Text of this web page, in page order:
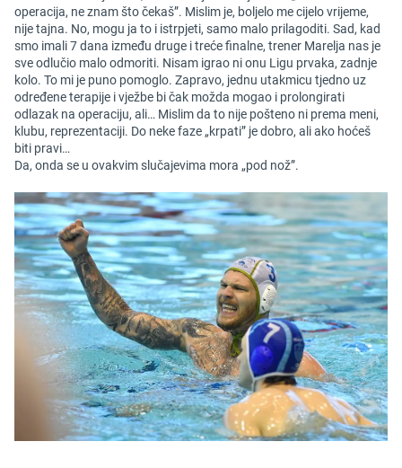
operacija, ne znam što čekaš”. Mislim je, boljelo me cijelo vrijeme,
nije tajna. No, mogu ja to i istrpjeti, samo malo prilagoditi. Sad, kad
smo imali 7 dana između druge i treće finalne, trener Marelja nas je
sve odlučio malo odmoriti. Nisam igrao ni onu Ligu prvaka, zadnje
kolo. To mi je puno pomoglo. Zapravo, jednu utakmicu tjedno uz
određene terapije i vježbe bi čak možda mogao i prolongirati
odlazak na operaciju, ali… Mislim da to nije pošteno ni prema meni,
klubu, reprezentaciji. Do neke faze „krpati” je dobro, ali ako hoćeš
biti pravi…
Da, onda se u ovakvim slučajevima mora „pod nož”.